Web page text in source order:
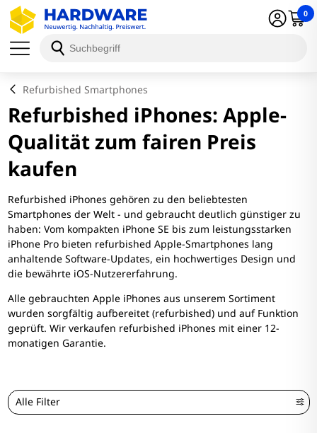
0
Refurbished Smartphones
Refurbished iPhones: Apple-
Qualität zum fairen Preis
kaufen
Refurbished iPhones gehören zu den beliebtesten
Smartphones der Welt - und gebraucht deutlich günstiger zu
haben: Vom kompakten iPhone SE bis zum leistungsstarken
iPhone Pro bieten refurbished Apple-Smartphones lang
anhaltende Software-Updates, ein hochwertiges Design und
die bewährte iOS-Nutzererfahrung.
Alle gebrauchten Apple iPhones aus unserem Sortiment
wurden sorgfältig aufbereitet (refurbished) und auf Funktion
geprüft. Wir verkaufen refurbished iPhones mit einer 12-
monatigen Garantie.
Alle Filter